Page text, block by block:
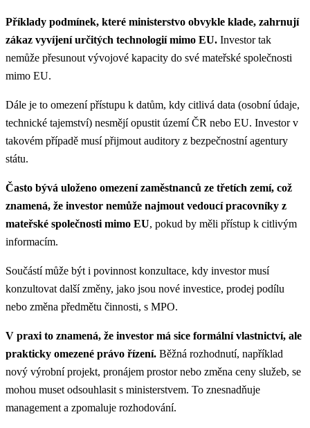
Příklady podmínek, které ministerstvo obvykle klade, zahrnují
zákaz vyvíjení určitých technologií mimo EU. Investor tak
nemůže přesunout vývojové kapacity do své mateřské společnosti
mimo EU.
Dále je to omezení přístupu k datům, kdy citlivá data (osobní údaje,
technické tajemství) nesmějí opustit území ČR nebo EU. Investor v
takovém případě musí přijmout auditory z bezpečnostní agentury
státu.
Často bývá uloženo omezení zaměstnanců ze třetích zemí, což
znamená, že investor nemůže najmout vedoucí pracovníky z
mateřské společnosti mimo EU, pokud by měli přístup k citlivým
informacím.
Součástí může být i povinnost konzultace, kdy investor musí
konzultovat další změny, jako jsou nové investice, prodej podílu
nebo změna předmětu činnosti, s MPO.
V praxi to znamená, že investor má sice formální vlastnictví, ale
prakticky omezené právo řízení. Běžná rozhodnutí, například
nový výrobní projekt, pronájem prostor nebo změna ceny služeb, se
mohou muset odsouhlasit s ministerstvem. To znesnadňuje
management a zpomaluje rozhodování.